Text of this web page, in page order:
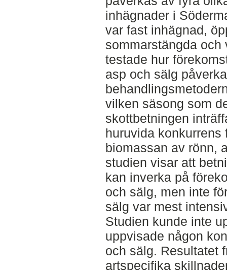
inhägnader i
var fast inhägnad,
sommarstängda och
testade hur
asp och sälg
vilken säsong som
skottbetningen
huruvida konkurrens
biomassan av rönn,
studien visar att
kan inverka på
och sälg, men inte
sälg var mest
Studien kunde inte
uppvisade någon
och sälg. Resultatet
artspecifika